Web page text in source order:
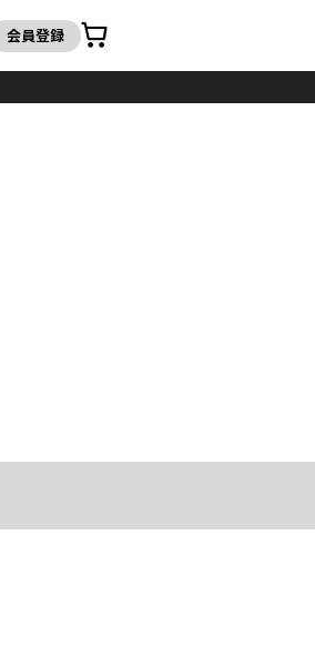
会員登録
カート